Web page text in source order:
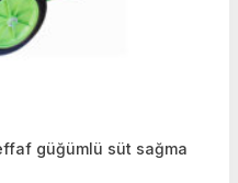
güğümlü süt sağma